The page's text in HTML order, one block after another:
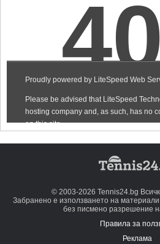
© 2003-2026 Tennis24.bg
Забранено е използването на
без писмено разрешение
Правила за
Реклама